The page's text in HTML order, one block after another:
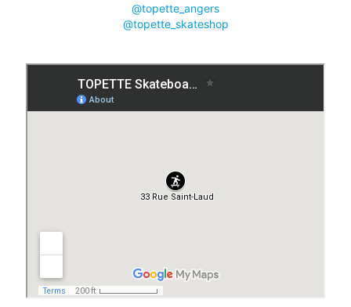
@topette_angers
@topette_skateshop